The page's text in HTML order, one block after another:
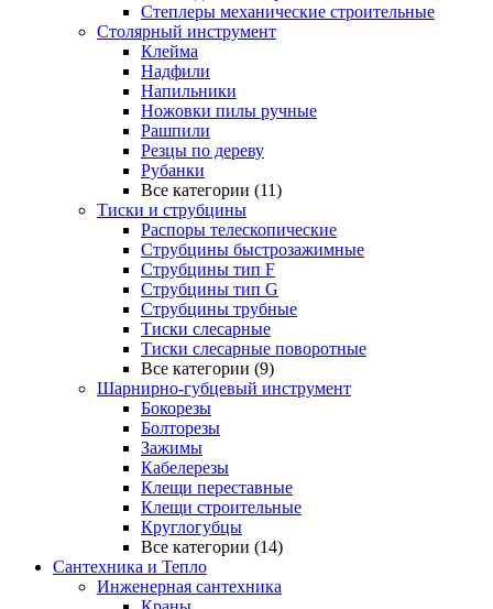
Степлеры механические строительные
Столярный инструмент
Клейма
Надфили
Напильники
Ножовки пилы ручные
Рашпили
Резцы по дереву
Рубанки
Все категории (11)
Тиски и струбцины
Распоры телескопические
Струбцины быстрозажимные
Струбцины тип F
Струбцины тип G
Струбцины трубные
Тиски слесарные
Тиски слесарные поворотные
Все категории (9)
Шарнирно-губцевый инструмент
Бокорезы
Болторезы
Зажимы
Кабелерезы
Клещи переставные
Клещи строительные
Круглогубцы
Все категории (14)
Сантехника и Тепло
Инженерная сантехника